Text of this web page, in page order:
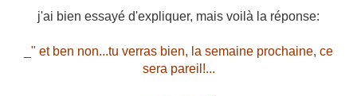
j'ai bien essayé d'expliquer, mais voilà la réponse:
_" et ben non...tu verras bien, la semaine prochaine, ce
sera pareil!...